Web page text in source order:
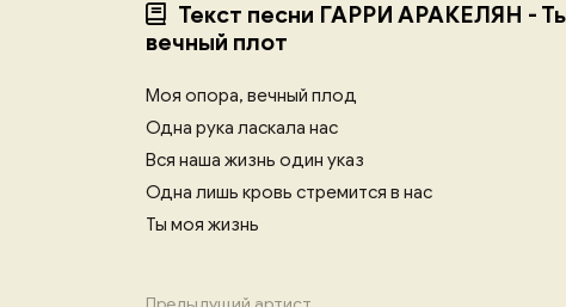
Текст песни ГАРРИ АРАКЕЛЯН -
вечный плот
Моя опора, вечный плод
Одна рука ласкала нас
Вся наша жизнь один указ
Одна лишь кровь стремится в нас
Ты моя жизнь